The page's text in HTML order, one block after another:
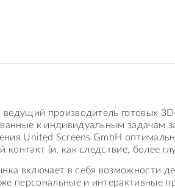
производитель готовых
к индивидуальным задачам
United Screens GmbH
контакт (и, как следствие, более
включает в себя возможности
персональные и интерактивные